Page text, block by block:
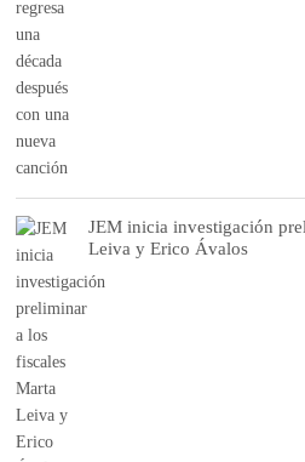
JEM inicia investigación
Leiva y Erico Ávalos